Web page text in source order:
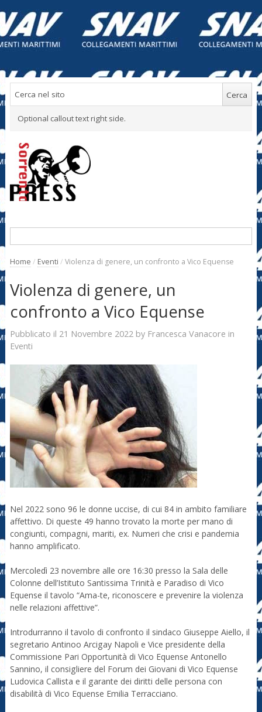
Optional callout text right side.
Home / Eventi / Violenza di genere, un confronto a Vico Equense
Violenza di genere, un
confronto a Vico Equense
Pubblicato il 21 Novembre 2022by Francesca Vanacore in
Eventi
Nel 2022 sono 96 le donne uccise, di cui 84 in ambito familiare
affettivo. Di queste 49 hanno trovato la morte per mano di
congiunti, compagni, mariti, ex. Numeri che crisi e pandemia
hanno amplificato.
Mercoledì 23 novembre alle ore 16:30 presso la Sala delle
Colonne dell’Istituto Santissima Trinità e Paradiso di Vico
Equense il tavolo “Ama-te, riconoscere e prevenire la violenza
nelle relazioni affettive”.
Introdurranno il tavolo di confronto il sindaco Giuseppe Aiello, il
segretario Antinoo Arcigay Napoli e Vice presidente della
Commissione Pari Opportunità di Vico Equense Antonello
Sannino, il consigliere del Forum dei Giovani di Vico Equense
Ludovica Callista e il garante dei diritti delle persona con
disabilità di Vico Equense Emilia Terracciano.